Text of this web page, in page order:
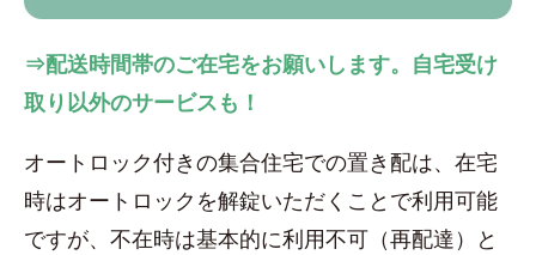
⇒配送時間帯のご在宅をお願いします。自宅受け
取り以外のサービスも！
オートロック付きの集合住宅での置き配は、在宅
時はオートロックを解錠いただくことで利用可能
ですが、不在時は基本的に利用不可（再配達）と